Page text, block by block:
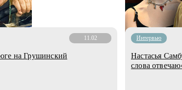
11.02
на Грушинский
Интервью
Настасья
слова